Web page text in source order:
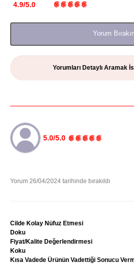
4.9/5.0
Yorum
Yorumları Detaylı Aramak
5.0/5.0
Yorum 26/04/2024 tarihinde bırakıldı
Cilde Kolay Nüfuz Etmesi
Doku
Fiyat/Kalite Değerlendirmesi
Koku
Kısa Vadede Ürünün Vadettiği Sonucu